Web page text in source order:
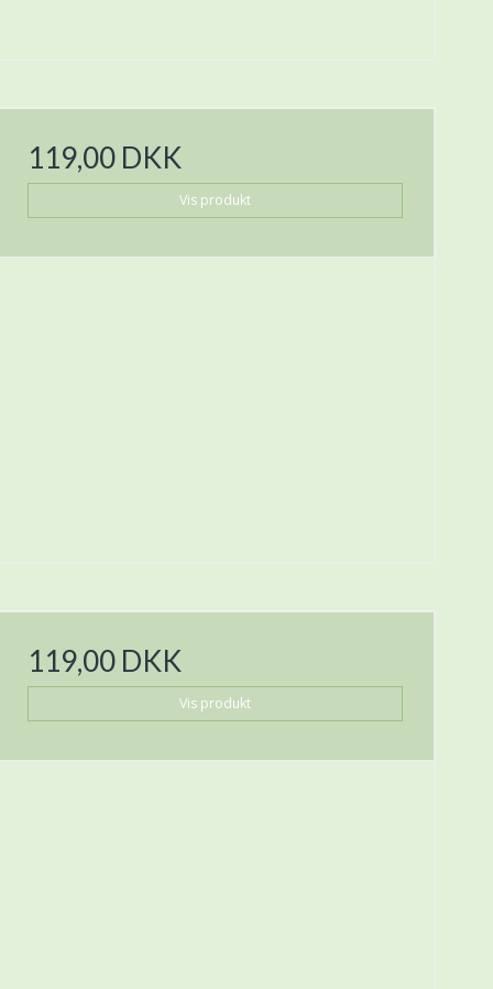
119,00 DKK
Vis produkt
119,00 DKK
Vis produkt